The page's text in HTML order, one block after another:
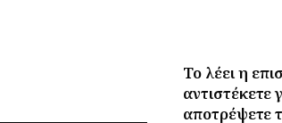
Το λέει η
αντιστέκετε
αποτρέψετε